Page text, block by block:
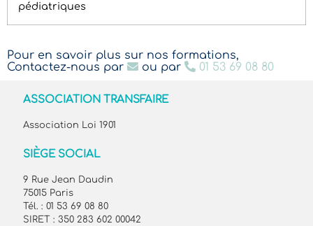
pédiatriques
Pour en savoir plus sur nos formations,
Contactez-nous par
ou par 01 53 69 08 80
ASSOCIATION TRANSFAIRE
Association Loi 1901
SIÈGE SOCIAL
9 Rue Jean Daudin
75015 Paris
Tél. : 01 53 69 08 80
SIRET : 350 283 602 00042